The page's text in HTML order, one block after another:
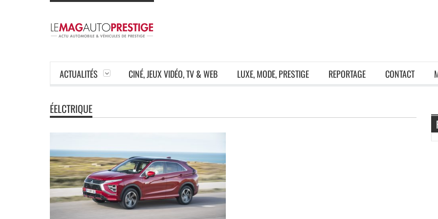
ACTUALITÉS CINÉ, JEUX VIDÉO, TV & WEB LUXE, MODE, PRESTIGE REPORTAGE CONTACT
ÉELCTRIQUE